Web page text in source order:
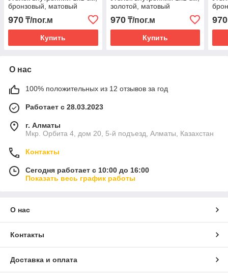
бронзовый, матовый
970 ₸/пог.м
Купить
золотой, матовый
970₸/пог.м
Купить
970
О нас
100% положительных из 12 отзывов за год
Работает с 28.03.2023
г. Алматы
Мкр. Орбита 4, дом 20, 5-й подъезд, Алматы, Казахстан
Контакты
Сегодня работает с 10:00 до 16:00
Показать весь график работы
О нас
Контакты
Доставка и оплата